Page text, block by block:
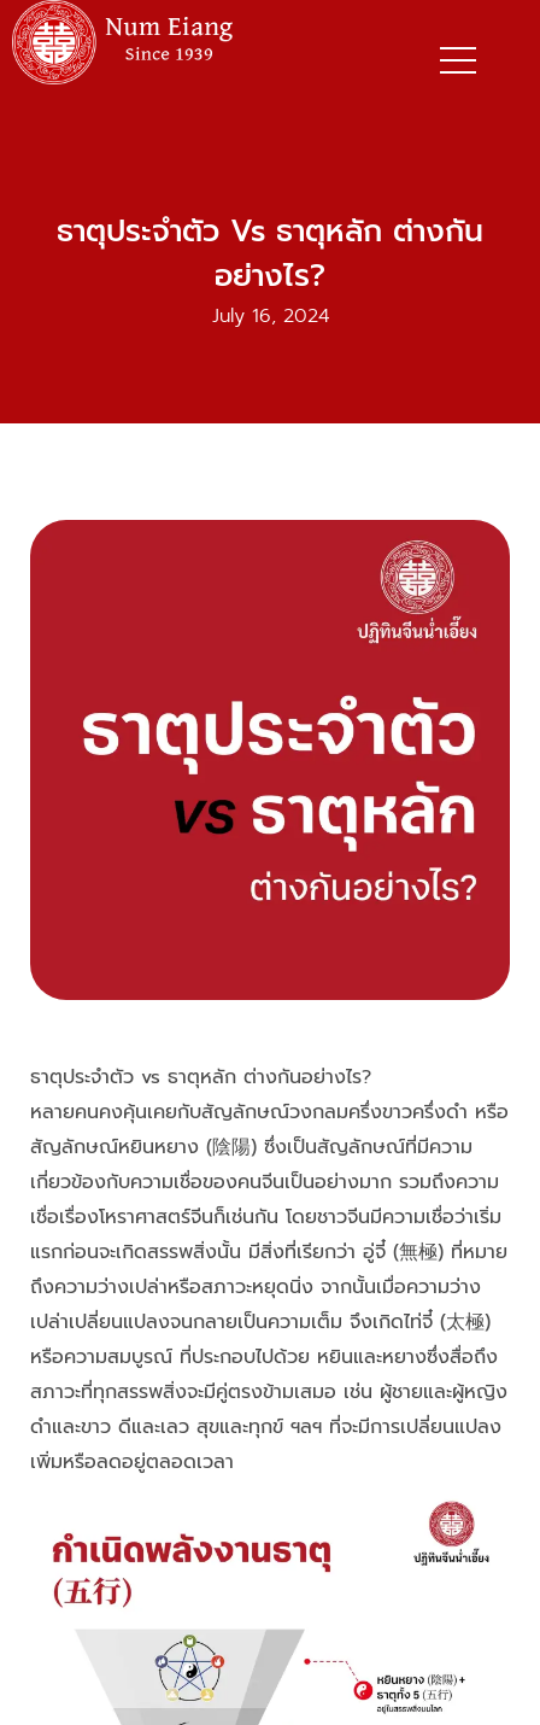
Skip
to
ธาตุประจำตัว Vs ธาตุหลัก ต่างกัน
อย่างไร?
July 16, 2024
ธาตุประจำตัว vs ธาตุหลัก ต่างกันอย่างไร?
หลายคนคงคุ้นเคยกับสัญลักษณ์วงกลมครึ่งขาวครึ่งดำ หรือ
สัญลักษณ์หยินหยาง (陰陽) ซึ่งเป็นสัญลักษณ์ที่มีความ
เกี่ยวข้องกับความเชื่อของคนจีนเป็นอย่างมาก รวมถึงความ
เชื่อเรื่องโหราศาสตร์จีนก็เช่นกัน โดยชาวจีนมีความเชื่อว่าเริ่ม
แรกก่อนจะเกิดสรรพสิ่งนั้น มีสิ่งที่เรียกว่า อู่จี๋ (無極) ที่หมาย
ถึงความว่างเปล่าหรือสภาวะหยุดนิ่ง จากนั้นเมื่อความว่าง
เปล่าเปลี่ยนแปลงจนกลายเป็นความเต็ม จึงเกิดไท่จี๋ (太極)
หรือความสมบูรณ์ ที่ประกอบไปด้วย หยินและหยางซึ่งสื่อถึง
สภาวะที่ทุกสรรพสิ่งจะมีคู่ตรงข้ามเสมอ เช่น ผู้ชายและผู้หญิง
ดำและขาว ดีและเลว สุขและทุกข์ ฯลฯ ที่จะมีการเปลี่ยนแปลง
เพิ่มหรือลดอยู่ตลอดเวลา